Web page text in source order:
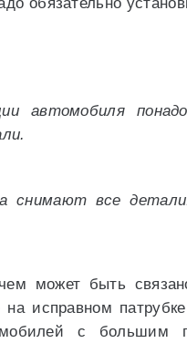
автомобиля
снимают все
может быть
исправном
с большим